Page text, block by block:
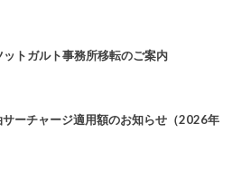
トガルト事務所移転のご案内
ーチャージ適用額のお知らせ（2026年